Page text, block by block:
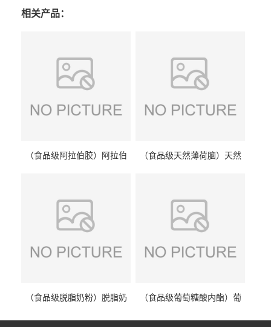
相关产品：
（食品级阿拉伯胶）阿拉伯
（食品级天然薄荷脑）天然
（食品级脱脂奶粉）脱脂奶
（食品级葡萄糖酸内酯）葡